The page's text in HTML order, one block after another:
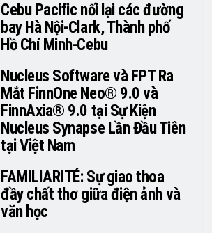
Cebu Pacific nối lại các đường
bay Hà Nội-Clark, Thành phố
Hồ Chí Minh-Cebu
Nucleus Software và FPT Ra
Mắt FinnOne Neo® 9.0 và
FinnAxia® 9.0 tại Sự Kiện
Nucleus Synapse Lần Đầu Tiên
tại Việt Nam
FAMILIARITÉ: Sự giao thoa
đầy chất thơ giữa điện ảnh và
văn học